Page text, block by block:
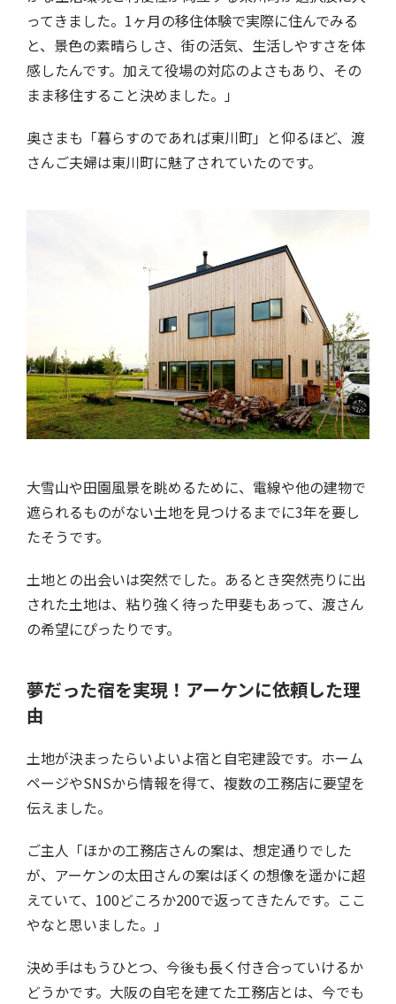
ってきました。1ヶ月の移住体験で実際に住んでみる
と、景色の素晴らしさ、街の活気、生活しやすさを体
感したんです。加えて役場の対応のよさもあり、その
まま移住すること決めました。」
奥さまも「暮らすのであれば東川町」と仰るほど、渡
さんご夫婦は東川町に魅了されていたのです。
大雪山や田園風景を眺めるために、電線や他の建物で
遮られるものがない土地を見つけるまでに3年を要し
たそうです。
土地との出会いは突然でした。あるとき突然売りに出
された土地は、粘り強く待った甲斐もあって、渡さん
の希望にぴったりです。
夢だった宿を実現！アーケンに依頼した理
由
土地が決まったらいよいよ宿と自宅建設です。ホーム
ページやSNSから情報を得て、複数の工務店に要望を
伝えました。
ご主人「ほかの工務店さんの案は、想定通りでした
が、アーケンの太田さんの案はぼくの想像を遥かに超
えていて、100どころか200で返ってきたんです。ここ
やなと思いました。」
決め手はもうひとつ、今後も長く付き合っていけるか
どうかです。大阪の自宅を建てた工務店とは、今でも